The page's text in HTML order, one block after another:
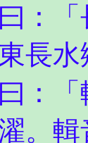
「長
長
「輯
。